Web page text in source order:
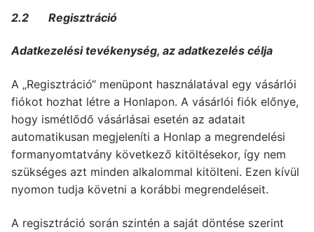
2.2 Regisztráció
Adatkezelési tevékenység, az adatkezelés célja
A „Regisztráció“ menüpont használatával egy vásárlói
fiókot hozhat létre a Honlapon. A vásárlói fiók előnye,
hogy ismétlődő vásárlásai esetén az adatait
automatikusan megjeleníti a Honlap a megrendelési
formanyomtatvány következő kitöltésekor, így nem
szükséges azt minden alkalommal kitölteni. Ezen kívül
nyomon tudja követni a korábbi megrendeléseit.
A regisztráció során szintén a saját döntése szerint